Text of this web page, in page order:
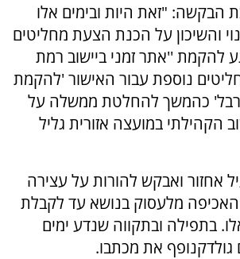
הבקשה: "זאת היות ובימים אלו
והשיכון על הכנת הצעת מחליטים
להקמת ''אתר זמני ביישוב רמת
נוספת עבור האישור 'להקמת
כהמשך להחלטת ממשלה על
הקהילתי במועצה אזורית גליל
אחזור ואבקש להורות על עצירה
מלעסוק בנושא עד לקבלת
בתפילה ובתקווה שנדע ימים
את מכתבו.